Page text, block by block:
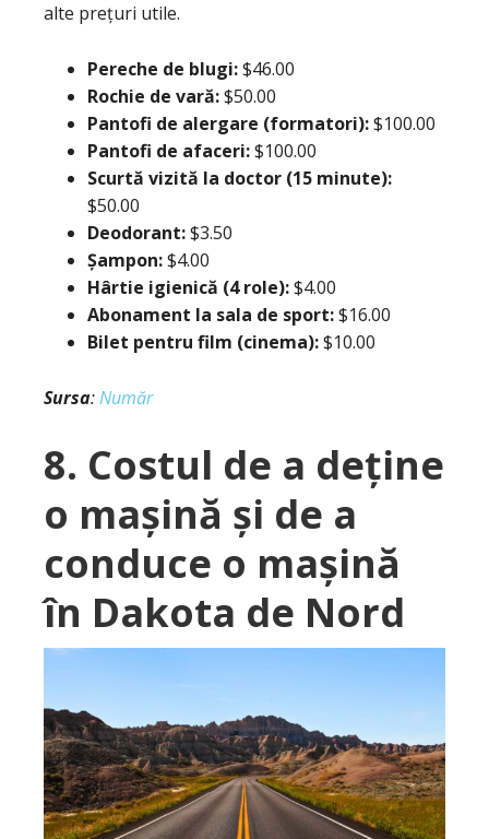
alte prețuri utile.
Pereche de blugi:$46.00
Rochie de vară:$50.00
Pantofi de alergare (formatori):$100.00
Pantofi de afaceri:$100.00
Scurtă vizită la doctor (15 minute):
$50.00
Deodorant:$3.50
Șampon:$4.00
Hârtie igienică (4 role):$4.00
Abonament la sala de sport:$16.00
Bilet pentru film (cinema):$10.00
Sursa:Număr
8. Costul de a deține
o mașină și de a
conduce o mașină
în Dakota de Nord